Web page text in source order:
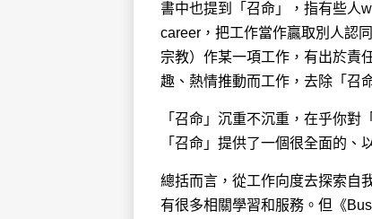
書中也提到「召命」，指有些人
career，把工作當作贏取別人認
宗教）作某一項工作，有出於責
趣、熱情推動而工作，去除「召
「召命」沉重不沉重，在乎你
「召命」提供了一個很全面的、
總括而言，從工作向度去探索自
有很多相關學習和服務。但《